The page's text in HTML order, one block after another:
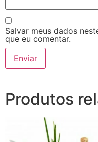
Salvar meus dados
que eu comentar.
Produtos